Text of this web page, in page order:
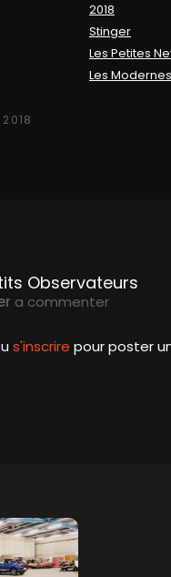
2018
Stinger
Les Petites
Les Modernes
2018
Observateurs
a commenter
s'inscrire pour poster